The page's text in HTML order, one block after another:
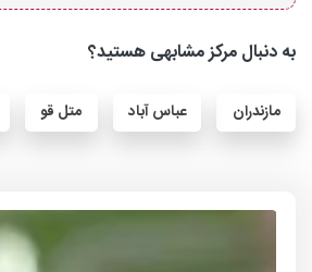
به دنبال مرکز مشابهی هستید؟
مازندران عباس آباد متل قو